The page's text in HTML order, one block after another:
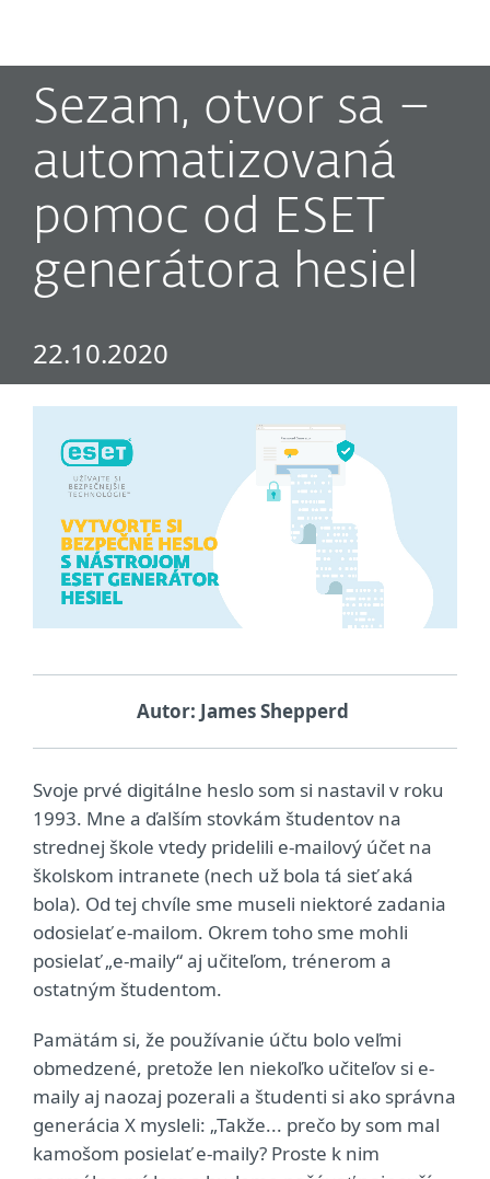
Sezam, otvor sa –
automatizovaná
pomoc od ESET
generátora hesiel
22.10.2020
Autor: James Shepperd
Svoje prvé digitálne heslo som si nastavil v roku
1993. Mne a ďalším stovkám študentov na
strednej škole vtedy pridelili e‑mailový účet na
školskom intranete (nech už bola tá sieť aká
bola). Od tej chvíle sme museli niektoré zadania
odosielať e‑mailom. Okrem toho sme mohli
posielať „e‑maily“ aj učiteľom, trénerom a
ostatným študentom.
Pamätám si, že používanie účtu bolo veľmi
obmedzené, pretože len niekoľko učiteľov si e-
maily aj naozaj pozerali a študenti si ako správna
generácia X mysleli: „Takže... prečo by som mal
kamošom posielať e‑maily? Proste k nim